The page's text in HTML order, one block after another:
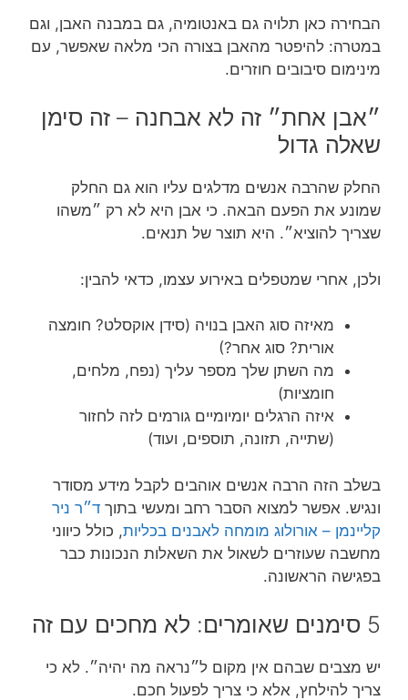
הבחירה כאן תלויה גם באנטומיה, גם במבנה האבן, וגם
במטרה: להיפטר מהאבן בצורה הכי מלאה שאפשר, עם
מינימום סיבובים חוזרים.
״אבן אחת״ זה לא אבחנה – זה סימן
שאלה גדול
החלק שהרבה אנשים מדלגים עליו הוא גם החלק
שמונע את הפעם הבאה. כי אבן היא לא רק ״משהו
שצריך להוציא״. היא תוצר של תנאים.
ולכן, אחרי שמטפלים באירוע עצמו, כדאי להבין:
מאיזה סוג האבן בנויה (סידן אוקסלט? חומצה
אורית? סוג אחר?)
מה השתן שלך מספר עליך (נפח, מלחים,
חומציות)
איזה הרגלים יומיומיים גורמים לזה לחזור
(שתייה, תזונה, תוספים, ועוד)
בשלב הזה הרבה אנשים אוהבים לקבל מידע מסודר
ונגיש. אפשר למצוא הסבר רחב ומעשי בתוך ד״ר ניר
קליינמן – אורולוג מומחה לאבנים בכליות, כולל כיווני
מחשבה שעוזרים לשאול את השאלות הנכונות כבר
בפגישה הראשונה.
5 סימנים שאומרים: לא מחכים עם זה
יש מצבים שבהם אין מקום ל״נראה מה יהיה״. לא כי
צריך להילחץ, אלא כי צריך לפעול חכם.